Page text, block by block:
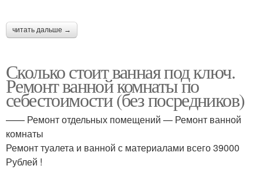
читать дальше →
Сколько стоит ванная под ключ.
Ремонт ванной комнаты по
себестоимости (без посредников)
—— Ремонт отдельных помещений — Ремонт ванной
комнаты
Ремонт туалета и ванной с материалами всего 39000
Рублей !